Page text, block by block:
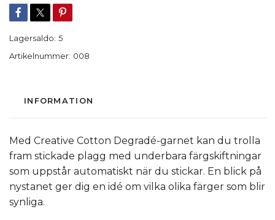
Lagersaldo: 5
Artikelnummer: 008
INFORMATION
Med Creative Cotton Degradé-garnet kan du trolla
fram stickade plagg med underbara färgskiftningar
som uppstår automatiskt när du stickar. En blick på
nystanet ger dig en idé om vilka olika färger som blir
synliga.